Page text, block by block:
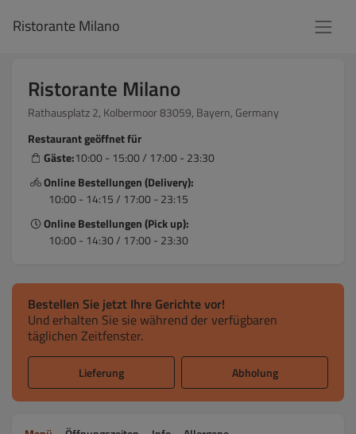
Ristorante Milano
Ristorante Milano
Rathausplatz 2, Kolbermoor 83059, Bayern, Germany
Restaurant geöffnet für
Gäste:10:00 - 15:00 / 17:00 - 23:30
Online Bestellungen (Delivery):
10:00 - 14:15 / 17:00 - 23:15
Online Bestellungen (Pick up):
10:00 - 14:30 / 17:00 - 23:30
Bestellen Sie jetzt Ihre Gerichte vor!
Und erhalten Sie sie während der verfügbaren
täglichen Zeitfenster.
Lieferung Abholung